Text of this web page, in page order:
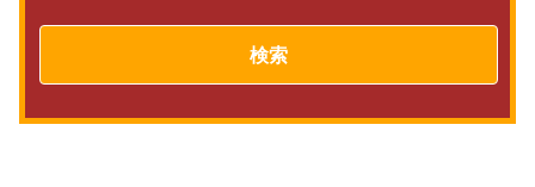
検索